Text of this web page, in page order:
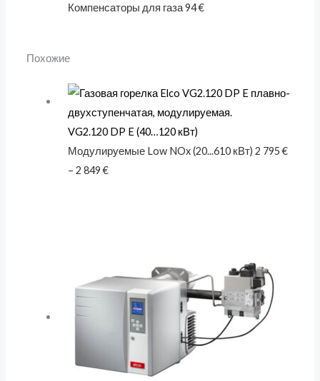
Компенсаторы для газа94€
Похожие
VG2.120 DP E (40…120 кВт)
Модулируемые Low NOx (20...610 кВт)2 795€
– 2 849€